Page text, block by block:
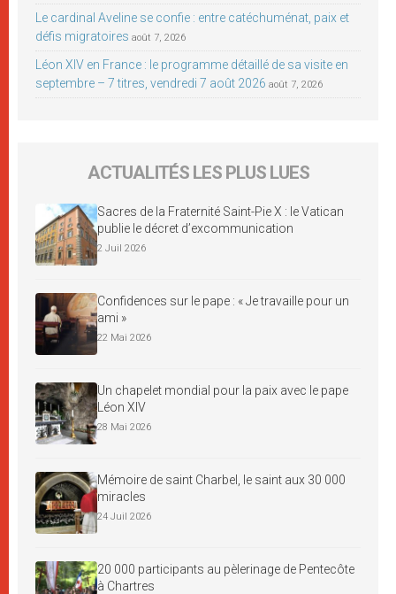
Le cardinal Aveline se confie : entre catéchuménat, paix et
défis migratoires août 7, 2026
Léon XIV en France : le programme détaillé de sa visite en
septembre – 7 titres, vendredi 7 août 2026 août 7, 2026
ACTUALITÉS LES PLUS LUES
Sacres de la Fraternité Saint-Pie X : le Vatican
publie le décret d’excommunication
2 Juil 2026
Confidences sur le pape : « Je travaille pour un
ami »
22 Mai 2026
Un chapelet mondial pour la paix avec le pape
Léon XIV
28 Mai 2026
Mémoire de saint Charbel, le saint aux 30 000
miracles
24 Juil 2026
20 000 participants au pèlerinage de Pentecôte
à Chartres